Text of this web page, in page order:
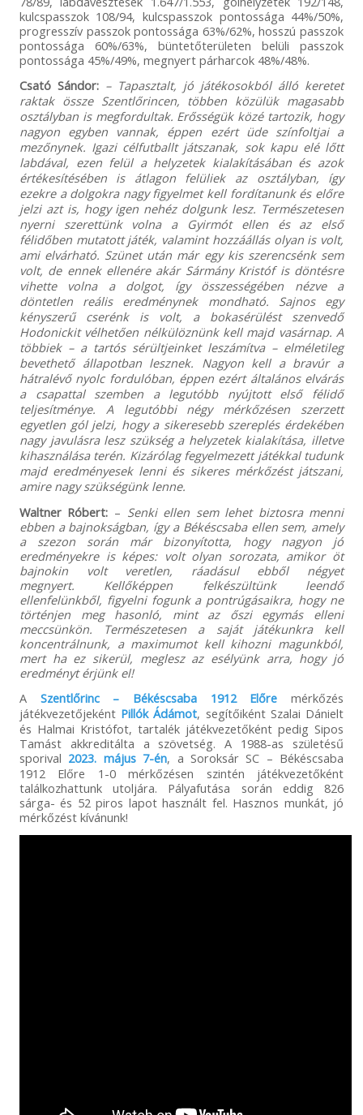
kulcspasszok 108/94, kulcspasszok pontossága 44%/50%,
progresszív passzok pontossága 63%/62%, hosszú passzok
pontossága 60%/63%, büntetőterületen belüli passzok
pontossága 45%/49%, megnyert párharcok 48%/48%.
Csató Sándor: – Tapasztalt, jó játékosokból álló keretet
raktak össze Szentlőrincen, többen közülük magasabb
osztályban is megfordultak. Erősségük közé tartozik, hogy
nagyon egyben vannak, éppen ezért üde színfoltjai a
mezőnynek. Igazi célfutballt játszanak, sok kapu elé lőtt
labdával, ezen felül a helyzetek kialakításában és azok
értékesítésében is átlagon felüliek az osztályban, így
ezekre a dolgokra nagy figyelmet kell fordítanunk és előre
jelzi azt is, hogy igen nehéz dolgunk lesz. Természetesen
nyerni szerettünk volna a Gyirmót ellen és az első
félidőben mutatott játék, valamint hozzáállás olyan is volt,
ami elvárható. Szünet után már egy kis szerencsénk sem
volt, de ennek ellenére akár Sármány Kristóf is döntésre
vihette volna a dolgot, így összességében nézve a
döntetlen reális eredménynek mondható. Sajnos egy
kényszerű cserénk is volt, a bokasérülést szenvedő
Hodonickit vélhetően nélkülöznünk kell majd vasárnap. A
többiek – a tartós sérültjeinket leszámítva – elméletileg
bevethető állapotban lesznek. Nagyon kell a bravúr a
hátralévő nyolc fordulóban, éppen ezért általános elvárás
a csapattal szemben a legutóbb nyújtott első félidő
teljesítménye. A legutóbbi négy mérkőzésen szerzett
egyetlen gól jelzi, hogy a sikeresebb szereplés érdekében
nagy javulásra lesz szükség a helyzetek kialakítása, illetve
kihasználása terén. Kizárólag fegyelmezett játékkal tudunk
majd eredményesek lenni és sikeres mérkőzést játszani,
amire nagy szükségünk lenne.
Waltner Róbert: – Senki ellen sem lehet biztosra menni
ebben a bajnokságban, így a Békéscsaba ellen sem, amely
a szezon során már bizonyította, hogy nagyon jó
eredményekre is képes: volt olyan sorozata, amikor öt
bajnokin volt veretlen, ráadásul ebből négyet
megnyert. Kellőképpen felkészültünk leendő
ellenfelünkből, figyelni fogunk a pontrúgásaikra, hogy ne
történjen meg hasonló, mint az őszi egymás elleni
meccsünkön. Természetesen a saját játékunkra kell
koncentrálnunk, a maximumot kell kihozni magunkból,
mert ha ez sikerül, meglesz az esélyünk arra, hogy jó
eredményt érjünk el!
A Szentlőrinc – Békéscsaba 1912 Előre mérkőzés
játékvezetőjeként Pillók Ádámot, segítőiként Szalai Dánielt
és Halmai Kristófot, tartalék játékvezetőként pedig Sipos
Tamást akkreditálta a szövetség. A 1988-as születésű
sporival 2023. május 7-én, a Soroksár SC – Békéscsaba
1912 Előre 1-0 mérkőzésen szintén játékvezetőként
találkozhattunk utoljára. Pályafutása során eddig 826
sárga- és 52 piros lapot használt fel. Hasznos munkát, jó
mérkőzést kívánunk!